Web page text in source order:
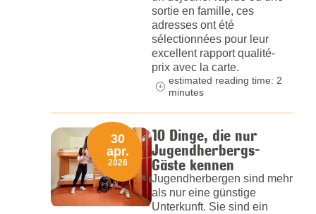
sortie en famille, ces
adresses ont été
sélectionnées pour leur
excellent rapport qualité-
prix avec la carte.
estimated reading time: 2
minutes
10 Dinge, die nur
Jugendherbergs-
Gäste kennen
Jugendherbergen sind mehr
als nur eine günstige
Unterkunft. Sie sind ein
30
apr.
2026